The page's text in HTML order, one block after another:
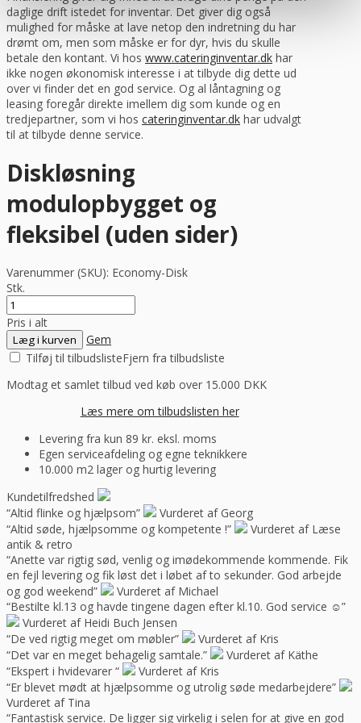
daglige drift istedet for inventar. Det giver dig også
mulighed for måske at lave netop den indretning du har
drømt om, men som måske er for dyr, hvis du skulle
betale den kontant. Vi hos www.cateringinventar.dk har
ikke nogen økonomisk interesse i at tilbyde dig dette ud
over vi finder det en god service. Og al låntagning og
leasing foregår direkte imellem dig som kunde og en
tredjepartner, som vi hos cateringinventar.dk har udvalgt
til at tilbyde denne service.
Diskløsning
modulopbygget og
fleksibel (uden sider)
Varenummer (SKU): Economy-Disk
Stk.
Pris i alt
Læg i kurven
Gem
Tilføj til tilbudslisteFjern fra tilbudsliste
Modtag et samlet tilbud ved køb over 15.000 DKK
Læs mere om tilbudslisten her
Levering fra kun 89 kr. eksl. moms
Egen serviceafdeling og egne teknikkere
10.000 m2 lager og hurtig levering
Kundetilfredshed
“Altid flinke og hjælpsom”
Vurderet af Georg
“Altid søde, hjælpsomme og kompetente !”
Vurderet af Læse
antik & retro
“Anette var rigtig sød, venlig og imødekommende kommende. Fik
en fejl levering og fik løst det i løbet af to sekunder. God arbejde
og god weekend”
Vurderet af Michael
“Bestilte kl.13 og havde tingene dagen efter kl.10. God service ☺”
Vurderet af Heidi Buch Jensen
“De ved rigtig meget om møbler”
Vurderet af Kris
“Det var en meget behagelig samtale.”
Vurderet af Käthe
“Ekspert i hvidevarer “
Vurderet af Kris
“Er blevet mødt at hjælpsomme og utrolig søde medarbejdere”
Vurderet af Tina
“Fantastisk service. De ligger sig virkelig i selen for at give en god